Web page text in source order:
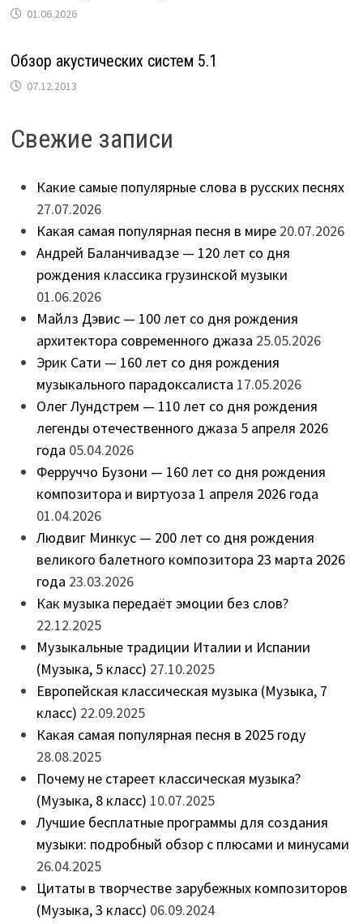
01.06.2026
Обзор акустических систем 5.1
07.12.2013
Свежие записи
Какие самые популярные слова в русских песнях
27.07.2026
Какая самая популярная песня в мире 20.07.2026
Андрей Баланчивадзе — 120 лет со дня
рождения классика грузинской музыки
01.06.2026
Майлз Дэвис — 100 лет со дня рождения
архитектора современного джаза 25.05.2026
Эрик Сати — 160 лет со дня рождения
музыкального парадоксалиста 17.05.2026
Олег Лундстрем — 110 лет со дня рождения
легенды отечественного джаза 5 апреля 2026
года 05.04.2026
Ферруччо Бузони — 160 лет со дня рождения
композитора и виртуоза 1 апреля 2026 года
01.04.2026
Людвиг Минкус — 200 лет со дня рождения
великого балетного композитора 23 марта 2026
года 23.03.2026
Как музыка передаёт эмоции без слов?
22.12.2025
Музыкальные традиции Италии и Испании
(Музыка, 5 класс) 27.10.2025
Европейская классическая музыка (Музыка, 7
класс) 22.09.2025
Какая самая популярная песня в 2025 году
28.08.2025
Почему не стареет классическая музыка?
(Музыка, 8 класс) 10.07.2025
Лучшие бесплатные программы для создания
музыки: подробный обзор с плюсами и минусами
26.04.2025
Цитаты в творчестве зарубежных композиторов
(Музыка, 3 класс) 06.09.2024